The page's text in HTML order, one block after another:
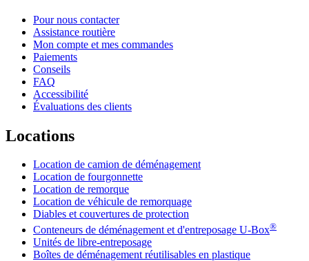
Pour nous contacter
Assistance routière
Mon compte et mes commandes
Paiements
Conseils
FAQ
Accessibilité
Évaluations des clients
Locations
Location de camion de déménagement
Location de fourgonnette
Location de remorque
Location de véhicule de remorquage
Diables et couvertures de protection
Conteneurs de déménagement et d'entreposage U-Box®
Unités de libre-entreposage
Boîtes de déménagement réutilisables en plastique